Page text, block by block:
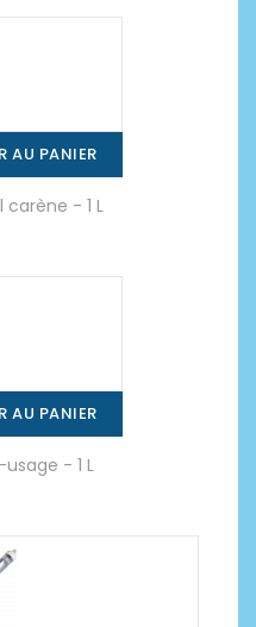
AU PANIER
- 1 L
AU PANIER
- 1 L